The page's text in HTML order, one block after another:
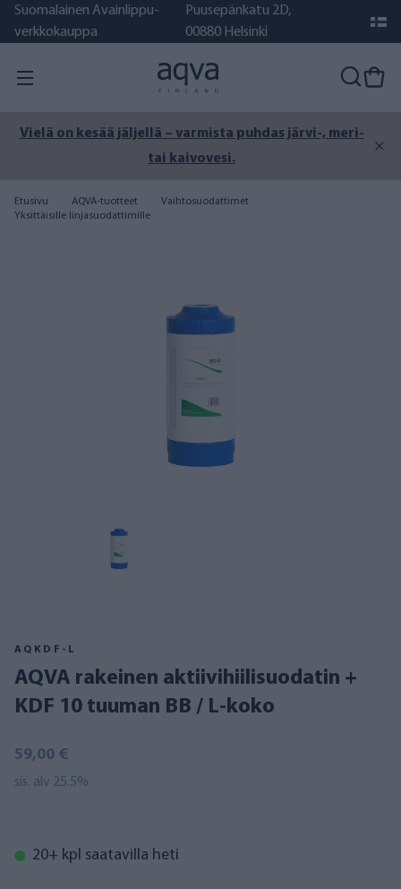
Suomalainen Avainlippu-
verkkokauppa
Puusepänkatu 2D,
00880 Helsinki
Vielä on kesää jäljellä – varmista puhdas järvi-, meri-
tai kaivovesi.
Etusivu AQVA-tuotteet
Vaihtosuodattimet
Yksittäisille linjasuodattimille
AQKDF-L
AQVA rakeinen aktiivihiilisuodatin +
KDF 10 tuuman BB / L-koko
59,00 €
sis. alv 25.5%
20+ kpl saatavilla heti